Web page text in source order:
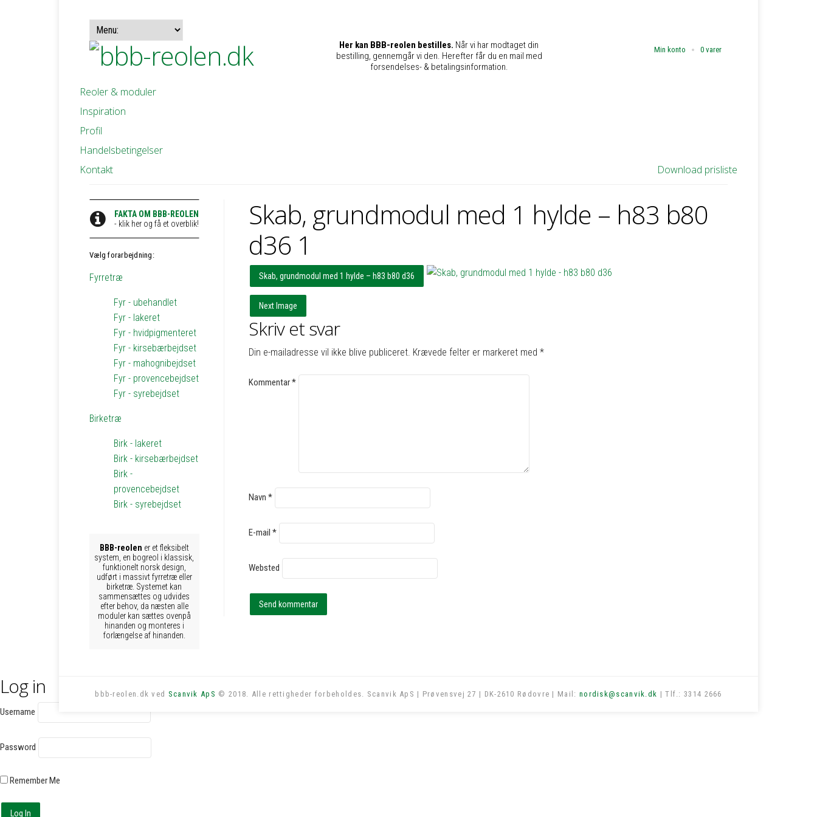
Min konto 0 varer
Her kan BBB-reolen bestilles. Når vi har modtaget din
bestilling, gennemgår vi den. Herefter får du en mail med
forsendelses- & betalingsinformation.
Reoler & moduler
Inspiration
Profil
Handelsbetingelser
Download prisliste
Kontakt
Skab, grundmodul med 1 hylde – h83 b80
d36 1
Skab, grundmodul med 1 hylde – h83 b80 d36
Next Image
Skriv et svar
Din e-mailadresse vil ikke blive publiceret. Krævede felter er markeret med *
Kommentar*
Navn *
E-mail *
Websted
FAKTA OM BBB-REOLEN
- klik her og få et overblik!
Vælg forarbejdning:
Fyrretræ
Fyr - ubehandlet
Fyr - lakeret
Fyr - hvidpigmenteret
Fyr - kirsebærbejdset
Fyr - mahognibejdset
Fyr - provencebejdset
Fyr - syrebejdset
Birketræ
Birk - lakeret
Birk - kirsebærbejdset
Birk -
provencebejdset
Birk - syrebejdset
BBB-reolen er et fleksibelt
system, en bogreol i klassisk,
funktionelt norsk design,
udført i massivt fyrretræ eller
birketræ. Systemet kan
sammensættes og udvides
efter behov, da næsten alle
moduler kan sættes ovenpå
hinanden og monteres i
forlængelse af hinanden.
bbb-reolen.dk ved Scanvik ApS © 2018. Alle rettigheder forbeholdes. Scanvik ApS | Prøvensvej 27 | DK-2610 Rødovre | Mail: nordisk@scanvik.dk | Tlf.: 3314 2666
Log in
Username
Password
Remember Me